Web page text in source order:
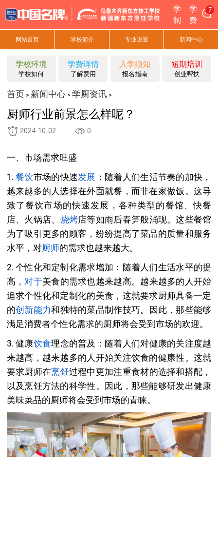
学
制
学
费
7
网站首页 学校简介 专业设置 新闻中心
学校环境
学校如何
学费详情
了解费用
入学须知
报名指南
短期培训
创业帮扶
首页 > 新闻中心> 学厨资讯>
厨师行业前景怎么样呢？
2024-10-02 0
一、市场需求旺盛
1.餐饮市场的快速发展 ：随着人们生活节奏的加快，
越来越多的人选择在外面就餐，而非在家做饭。这导
致了餐饮市场的快速发展，各种类型的餐馆、快餐
店、火锅店、 烧烤店等如雨后春笋般涌现。这些餐馆
为了吸引更多的顾客，纷纷提高了菜品的质量和服务
水平，对厨师的需求也越来越大。
2. 个性化和定制化需求增加：随着人们生活水平的提
高，对于美食的需求也越来越高。越来越多的人开始
追求个性化和定制化的美食，这就要求厨师具备一定
的创新能力和独特的菜品制作技巧。因此，那些能够
满足消费者个性化需求的厨师将会受到市场的欢迎。
3. 健康饮食理念的普及：随着人们对健康的关注度越
来越高，越来越多的人开始关注饮食的健康性。这就
要求厨师在烹饪过程中更加注重食材的选择和搭配，
以及烹饪方法的科学性。因此，那些能够研发出健康
美味菜品的厨师将会受到市场的青睐。